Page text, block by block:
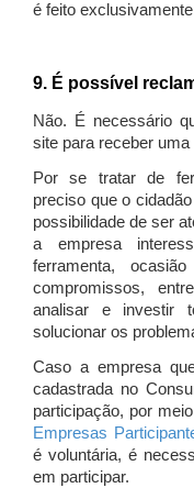
é feito
9. É possível
Não. É necessário
site para receber
Por se tratar de
preciso que o
possibilidade de ser
a empresa
ferramenta,
compromissos,
analisar e investir
solucionar os
Caso a empresa
cadastrada no
participação, por
Empresas
é voluntária, é
em participar.